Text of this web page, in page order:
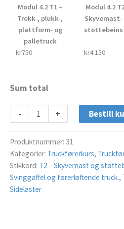
Modul 4.2 T1 –
Trekk-, plukk-,
plattform- og
palletruck
kr750
Modul 4.2
Skyvemast-
kr4.150
Sum total
- + Bestill
Produktnummer: 31
Kategorier: Truckførerkurs,
Stikkord: T2 – Skyvemast og
Svinggaffel og førerløftende truck.,
Sidelaster